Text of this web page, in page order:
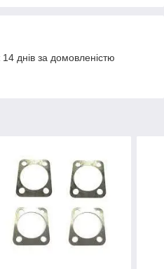
днів за домовленістю